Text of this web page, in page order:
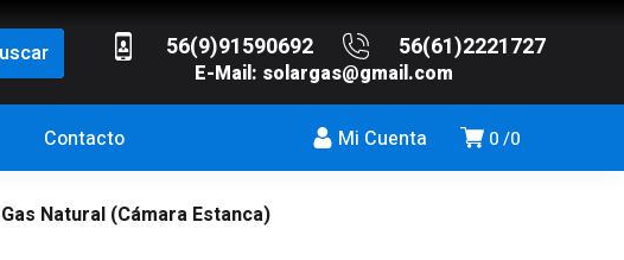
56(9)91590692 56(61)2221727
E-Mail: solargas@gmail.com
0 0
Mi Cuenta
Contacto
Natural (Cámara Estanca)